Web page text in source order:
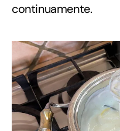
continuamente.